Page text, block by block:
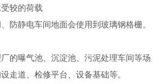
较的荷载
防静电车间地面会使用到玻璃钢格栅。
的曝气池、沉淀池、污泥处理车间等场
走道、检修平台、设备基础等。